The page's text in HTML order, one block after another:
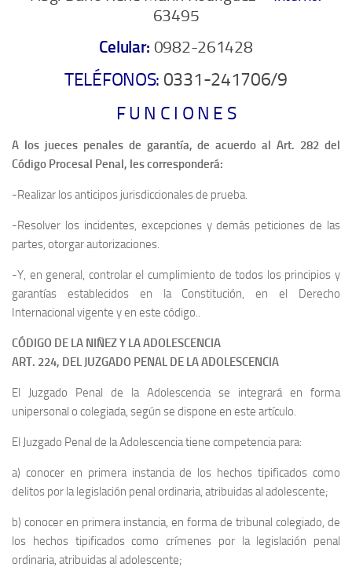
63495
Celular: 0982-261428
TELÉFONOS: 0331-241706/9
F U N C I O N E S
A los jueces penales de garantía, de acuerdo al Art. 282 del
Código Procesal Penal, les corresponderá:
-Realizar los anticipos jurisdiccionales de prueba.
-Resolver los incidentes, excepciones y demás peticiones de las
partes, otorgar autorizaciones.
-Y, en general, controlar el cumplimiento de todos los principios y
garantías establecidos en la Constitución, en el Derecho
Internacional vigente y en este código..
CÓDIGO DE LA NIÑEZ Y LA ADOLESCENCIA
ART. 224, DEL JUZGADO PENAL DE LA ADOLESCENCIA
El Juzgado Penal de la Adolescencia se integrará en forma
unipersonal o colegiada, según se dispone en este artículo.
El Juzgado Penal de la Adolescencia tiene competencia para:
a) conocer en primera instancia de los hechos tipificados como
delitos por la legislación penal ordinaria, atribuidas al adolescente;
b) conocer en primera instancia, en forma de tribunal colegiado, de
los hechos tipificados como crímenes por la legislación penal
ordinaria, atribuidas al adolescente;